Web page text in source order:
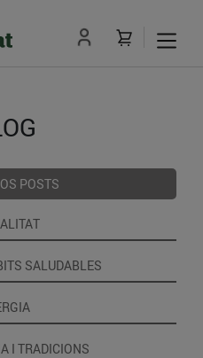
POSTS
SALUDABLES
I TRADICIONS